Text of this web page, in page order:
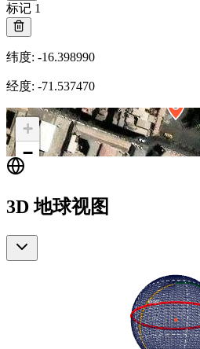
标记 1
纬度: -16.398990
经度: -71.537470
+
−
3D 地球视图